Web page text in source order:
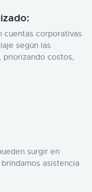
corporativas
según las
priorizando costos,
surgir en
asistencia